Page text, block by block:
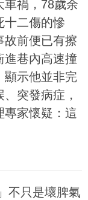
車禍，78歲余
十二傷的慘
故前便已有擦
進巷內高速撞
顯示他並非完
突發病症，
專家懷疑：這
不只是壞脾氣